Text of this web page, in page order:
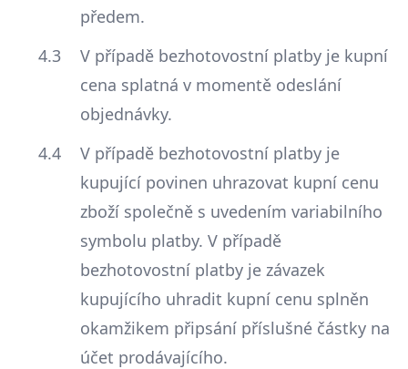
předem.
V případě bezhotovostní platby je kupní
cena splatná v momentě odeslání
objednávky.
V případě bezhotovostní platby je
kupující povinen uhrazovat kupní cenu
zboží společně s uvedením variabilního
symbolu platby. V případě
bezhotovostní platby je závazek
kupujícího uhradit kupní cenu splněn
okamžikem připsání příslušné částky na
účet prodávajícího.